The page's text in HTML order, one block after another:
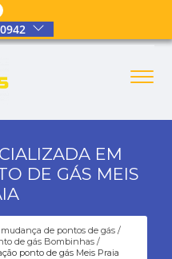
EM
DE GÁS MEIS
de pontos de gás
de gás Bombinhas
ponto de gás Meis Praia